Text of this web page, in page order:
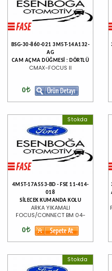
BSG-30-860-021 3M5T-14A132-
AG
CAM AÇMA DÜĞMESİ : DÖRTLÜ
CMAX-FOCUS II
0
Stokda
4M5T-17A553-BD - FSE 11-414-
018
SİLECEK KUMANDA KOLU
ARKA YIKAMALI
FOCUS/CONNECT BM 04-
0
Stokda